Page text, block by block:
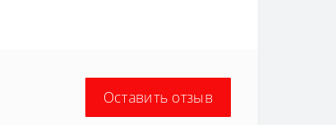
Оставить отзыв